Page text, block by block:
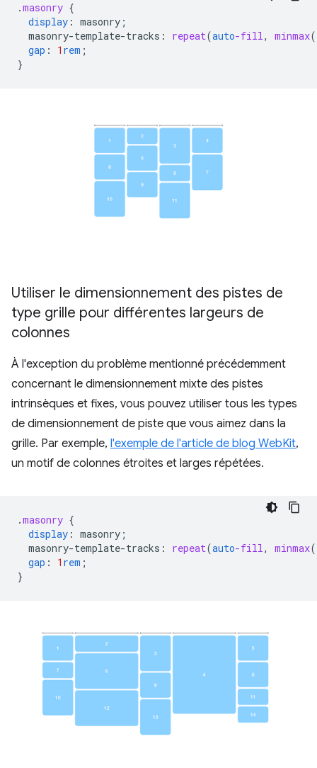
.masonry {
display : masonry ;
masonry-template-tracks : repeat(auto-fill, minmax(
gap : 1 rem ;
}
Utiliser le dimensionnement des pistes de
type grille pour différentes largeurs de
colonnes
À l'exception du problème mentionné précédemment
concernant le dimensionnement mixte des pistes
intrinsèques et fixes, vous pouvez utiliser tous les types
de dimensionnement de piste que vous aimez dans la
grille. Par exemple, l'exemple de l'article de blog WebKit,
un motif de colonnes étroites et larges répétées.
.masonry {
display : masonry ;
masonry-template-tracks : repeat(auto-fill, minmax(
gap : 1 rem ;
}